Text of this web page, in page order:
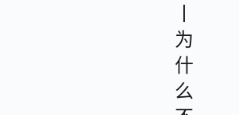
为
什
么